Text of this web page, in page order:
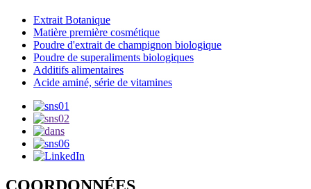
Extrait Botanique
Matière première cosmétique
Poudre d'extrait de champignon biologique
Poudre de superaliments biologiques
Additifs alimentaires
Acide aminé, série de vitamines
COORDONNÉES